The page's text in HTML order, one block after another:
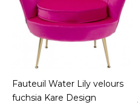
Fauteuil Water Lily velours
fuchsia Kare Design